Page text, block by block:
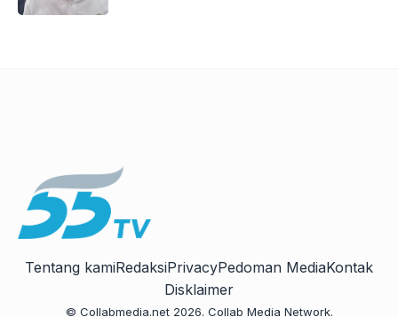
Tentang kamiRedaksiPrivacyPedoman MediaKontak
Disklaimer
© Collabmedia.net 2026. Collab Media Network.